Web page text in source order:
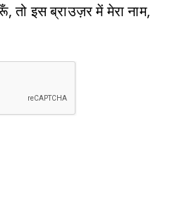
तो इस ब्राउज़र में मेरा नाम,